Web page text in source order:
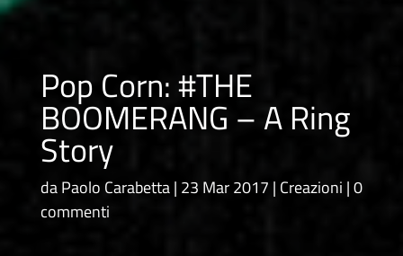
Pop Corn: #THE
BOOMERANG – A Ring
Story
daPaolo Carabetta 23 Mar 2017 Creazioni 0
commenti